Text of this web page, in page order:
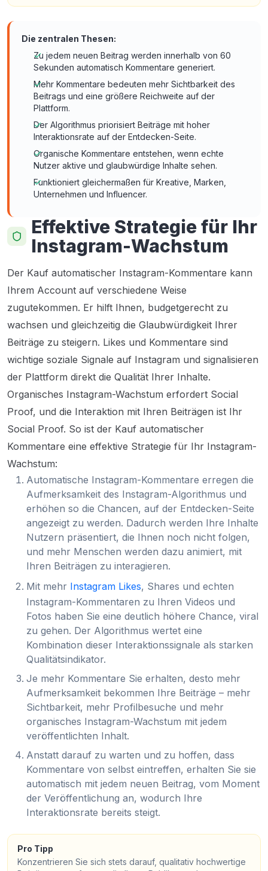
Die zentralen Thesen:
Zu jedem neuen Beitrag werden innerhalb von 60
Sekunden automatisch Kommentare generiert.
Mehr Kommentare bedeuten mehr Sichtbarkeit des
Beitrags und eine größere Reichweite auf der
Plattform.
Der Algorithmus priorisiert Beiträge mit hoher
Interaktionsrate auf der Entdecken-Seite.
Organische Kommentare entstehen, wenn echte
Nutzer aktive und glaubwürdige Inhalte sehen.
Funktioniert gleichermaßen für Kreative, Marken,
Unternehmen und Influencer.
Effektive Strategie für Ihr
Instagram-Wachstum
Der Kauf automatischer Instagram-Kommentare kann
Ihrem Account auf verschiedene Weise
zugutekommen. Er hilft Ihnen, budgetgerecht zu
wachsen und gleichzeitig die Glaubwürdigkeit Ihrer
Beiträge zu steigern. Likes und Kommentare sind
wichtige soziale Signale auf Instagram und signalisieren
der Plattform direkt die Qualität Ihrer Inhalte.
Organisches Instagram-Wachstum erfordert Social
Proof, und die Interaktion mit Ihren Beiträgen ist Ihr
Social Proof. So ist der Kauf automatischer
Kommentare eine effektive Strategie für Ihr Instagram-
Wachstum:
Automatische Instagram-Kommentare erregen die
Aufmerksamkeit des Instagram-Algorithmus und
erhöhen so die Chancen, auf der Entdecken-Seite
angezeigt zu werden. Dadurch werden Ihre Inhalte
Nutzern präsentiert, die Ihnen noch nicht folgen,
und mehr Menschen werden dazu animiert, mit
Ihren Beiträgen zu interagieren.
Mit mehr Instagram Likes, Shares und echten
Instagram-Kommentaren zu Ihren Videos und
Fotos haben Sie eine deutlich höhere Chance, viral
zu gehen. Der Algorithmus wertet eine
Kombination dieser Interaktionssignale als starken
Qualitätsindikator.
Je mehr Kommentare Sie erhalten, desto mehr
Aufmerksamkeit bekommen Ihre Beiträge – mehr
Sichtbarkeit, mehr Profilbesuche und mehr
organisches Instagram-Wachstum mit jedem
veröffentlichten Inhalt.
Anstatt darauf zu warten und zu hoffen, dass
Kommentare von selbst eintreffen, erhalten Sie sie
automatisch mit jedem neuen Beitrag, vom Moment
der Veröffentlichung an, wodurch Ihre
Interaktionsrate bereits steigt.
Pro Tipp
Konzentrieren Sie sich stets darauf, qualitativ hochwertige